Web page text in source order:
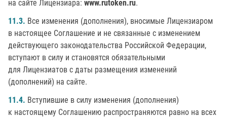
на сайте Лицензиара: www.rutoken.ru.
11.3. Все изменения (дополнения), вносимые Лицензиаром
в настоящее Соглашение и не связанные с изменением
действующего законодательства Российской Федерации,
вступают в силу и становятся обязательными
для Лицензиатов с даты размещения изменений
(дополнений) на сайте.
11.4. Вступившие в силу изменения (дополнения)
к настоящему Соглашению распространяются равно на всех